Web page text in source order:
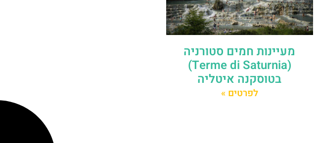
מעיינות חמים סטורניה
(Terme di Saturnia)
בטוסקנה איטליה
לפרטים »